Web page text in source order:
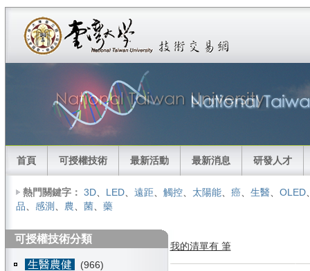
首頁 可授權技術 最新活動 最新消息 研發人才
熱門關鍵字： 3D、 LED、 遠距、 觸控、 太陽能、 癌、 生醫、 OLED
品、 感測 、 農、 菌、 藥
可授權技術分類
生醫農健
(966)
我的清單有 筆